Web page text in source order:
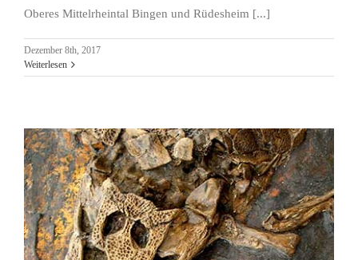
Oberes Mittelrheintal Bingen und Rüdesheim [...]
Dezember 8th, 2017
Weiterlesen